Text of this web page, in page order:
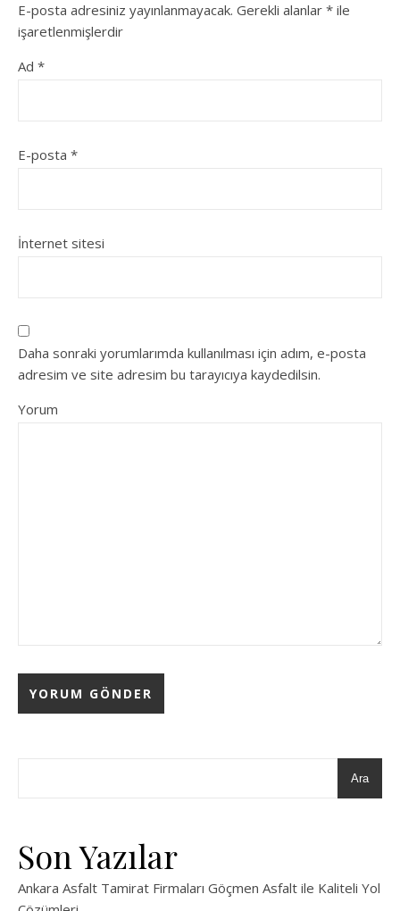
E-posta adresiniz yayınlanmayacak. Gerekli alanlar * ile
işaretlenmişlerdir
Ad *
E-posta *
İnternet sitesi
Daha sonraki yorumlarımda kullanılması için adım, e-posta
adresim ve site adresim bu tarayıcıya kaydedilsin.
Yorum
Ara
Son Yazılar
Ankara Asfalt Tamirat Firmaları Göçmen Asfalt ile Kaliteli Yol